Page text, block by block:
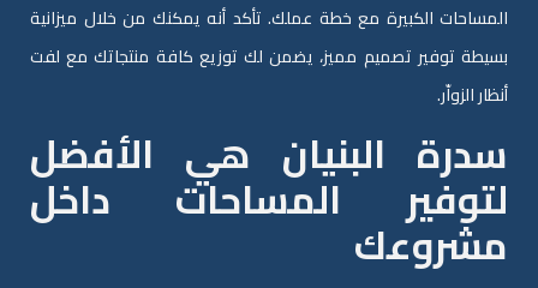
المساحات الكبيرة مع خطة عملك. تأكد أنه يمكنك من خلال ميزانية
بسيطة توفير تصميم مميز، يضمن لك توزيع كافة منتجاتك مع لفت
أنظار الزواّر.
سدرة البنيان هي الأفضل
لتوفير المساحات داخل
مشروعك